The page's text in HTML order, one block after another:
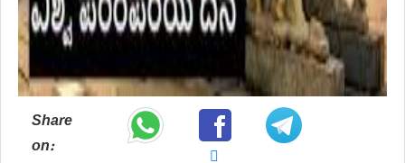
Share
on: